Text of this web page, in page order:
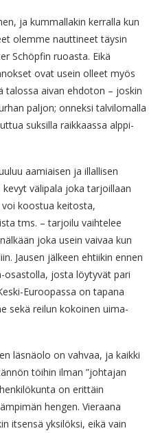
ja kummallakin kerralla kun
olemme nauttineet täysin
Schöpfin ruoasta. Eikä
ovat usein olleet myös
talossa aivan ehdoton – joskin
paljon; onneksi talvilomalla
suksilla raikkaassa alppi-
aamiaisen ja illallisen
kevyt välipala joka tarjoillaan
voi koostua keitosta,
tms. – tarjoilu vaihtelee
joka usein vaivaa kun
Jausen jälkeen ehtiikin ennen
osastolla, josta löytyvät pari
Euroopassa on tapana
sekä reilun kokoinen uima-
läsnäolo on vahvaa, ja kaikki
töihin ilman ”johtajan
on erittäin
hengen. Vieraana
itsensä yksilöksi, eikä vain